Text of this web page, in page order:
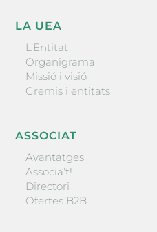
LA UEA
L’Entitat
Organigrama
Missió i visió
Gremis i entitats
ASSOCIAT
Avantatges
Associa’t!
Directori
Ofertes B2B